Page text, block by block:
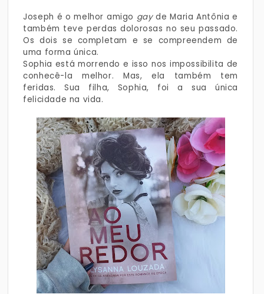
Joseph é o melhor amigo gayde Maria Antônia e
também teve perdas dolorosas no seu passado.
Os dois se completam e se compreendem de
uma forma única.
Sophia está morrendo e isso nos impossibilita de
conhecê-la melhor. Mas, ela também tem
feridas. Sua filha, Sophia, foi a sua única
felicidade na vida.